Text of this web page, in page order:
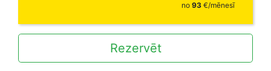
no 93 €/mēnesī
Rezervēt